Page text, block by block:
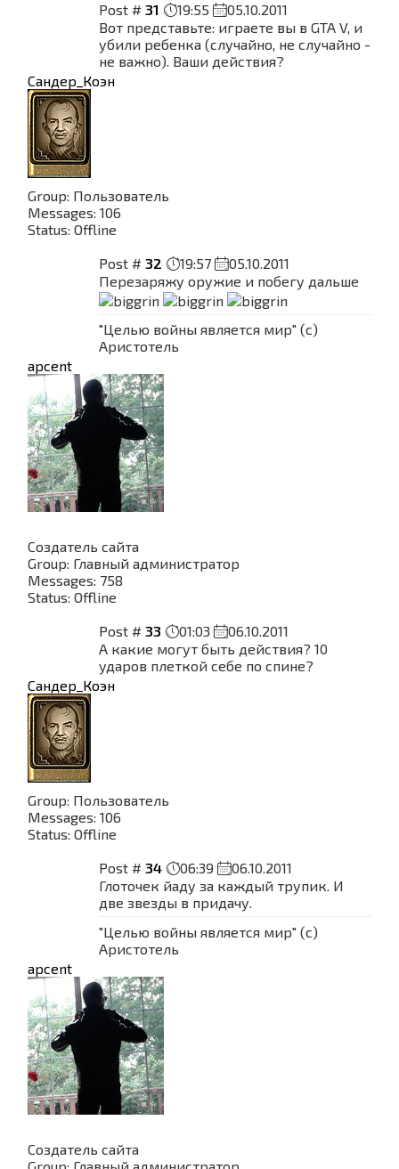
Post # 31 19:55
05.10.2011
Вот представьте: играете вы в GTA V, и
убили ребенка (случайно, не случайно -
не важно). Ваши действия?
Сандер_Коэн
Group: Пользователь
Messages: 106
Status: Offline
Post # 32 19:57
05.10.2011
Перезаряжу оружие и побегу дальше
"Целью войны является мир" (с)
Аристотель
apcent
Создатель сайта
Group: Главный администратор
Messages: 758
Status: Offline
Post # 33 01:03
06.10.2011
А какие могут быть действия? 10
ударов плеткой себе по спине?
Сандер_Коэн
Group: Пользователь
Messages: 106
Status: Offline
Post # 34 06:39
06.10.2011
Глоточек йаду за каждый трупик. И
две звезды в придачу.
"Целью войны является мир" (с)
Аристотель
apcent
Создатель сайта